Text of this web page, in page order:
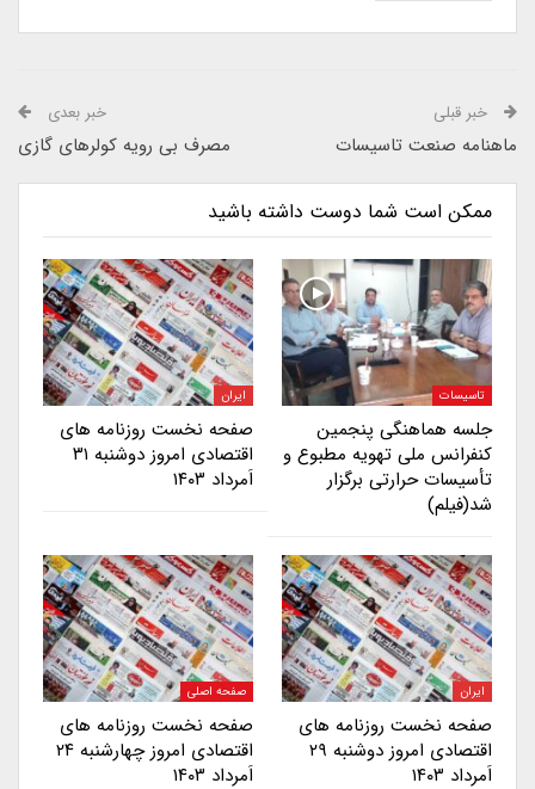
خبر قبلی
ماهنامه صنعت تاسیسات
خبر بعدی
مصرف بی رویه کولرهای گازی
ممکن است شما دوست داشته باشید
تاسیسات
جلسه هماهنگی پنجمین
کنفرانس ملی تهویه مطبوع و
تأسیسات حرارتی برگزار
شد(فیلم)
ایران
صفحه نخست روزنامه های
اقتصادی امروز دوشنبه ۳۱
اَمرداد ۱۴۰۳
ایران
صفحه نخست روزنامه های
اقتصادی امروز دوشنبه ۲۹
اَمرداد ۱۴۰۳
صفحه اصلی
صفحه نخست روزنامه های
اقتصادی امروز چهارشنبه ۲۴
اَمرداد ۱۴۰۳